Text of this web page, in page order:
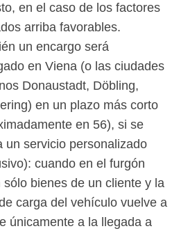
en el caso de los factores
arriba favorables.
un encargo será
en Viena (o las ciudades
Donaustadt, Döbling,
en un plazo más corto
en 56), si se
un servicio personalizado
cuando en el furgón
sólo bienes de un cliente y la
carga del vehículo vuelve a
únicamente a la llegada a